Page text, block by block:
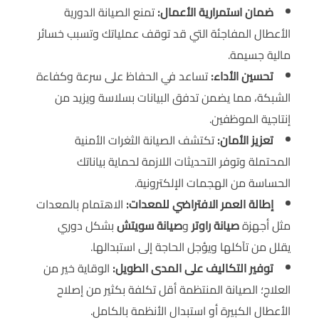
ضمان استمرارية الأعمال:تمنع الصيانة الدورية
الأعطال المفاجئة التي قد توقف عملياتك وتسبب خسائر
مالية جسيمة.
تحسين الأداء:تساعد في الحفاظ على سرعة وكفاءة
الشبكة، مما يضمن تدفق البيانات بسلاسة ويزيد من
إنتاجية الموظفين.
تعزيز الأمان:تكتشف الصيانة الثغرات الأمنية
المحتملة وتوفر التحديثات اللازمة لحماية بياناتك
الحساسة من الهجمات الإلكترونية.
إطالة العمر الافتراضي للمعدات: الاهتمام بالمعدات
مثل أجهزةصيانة راوتروصيانة سويتشبشكل دوري
يقلل من تآكلها ويؤجل الحاجة إلى استبدالها.
توفير التكاليف على المدى الطويل: الوقاية خير من
العلاج؛ الصيانة المنتظمة أقل تكلفة بكثير من إصلاح
الأعطال الكبيرة أو استبدال الأنظمة بالكامل.